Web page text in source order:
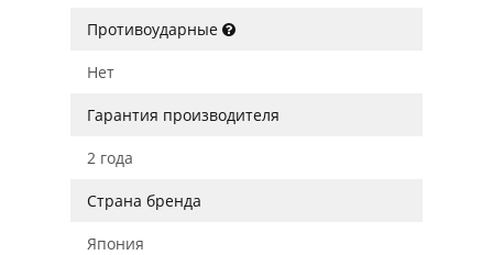
Противоударные
Нет
Гарантия производителя
2 года
Страна бренда
Япония